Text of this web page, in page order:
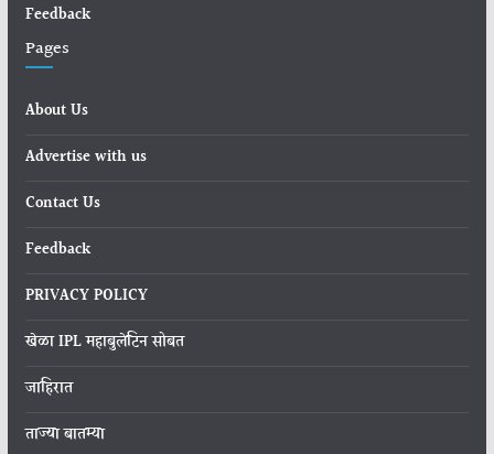
Feedback
Pages
About Us
Advertise with us
Contact Us
Feedback
PRIVACY POLICY
खेळा IPL महाबुलेटिन सोबत
जाहिरात
ताज्या बातम्या